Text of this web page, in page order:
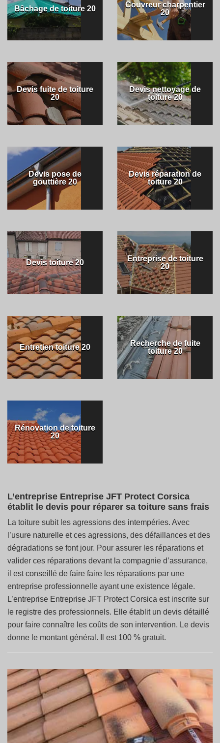
Bâchage de toiture 20
Couvreur charpentier
20
Devis fuite de toiture
20
Devis nettoyage de
toiture 20
Devis pose de
gouttière 20
Devis réparation de
toiture 20
Devis toiture 20
Entreprise de toiture
20
Entretien toiture 20
Recherche de fuite
toiture 20
Rénovation de toiture
20
L’entreprise Entreprise JFT Protect Corsica
établit le devis pour réparer sa toiture sans frais
La toiture subit les agressions des intempéries. Avec
l’usure naturelle et ces agressions, des défaillances et des
dégradations se font jour. Pour assurer les réparations et
valider ces réparations devant la compagnie d’assurance,
il est conseillé de faire faire les réparations par une
entreprise professionnelle ayant une existence légale.
L’entreprise Entreprise JFT Protect Corsica est inscrite sur
le registre des professionnels. Elle établit un devis détaillé
pour faire connaître les coûts de son intervention. Le devis
donne le montant général. Il est 100 % gratuit.